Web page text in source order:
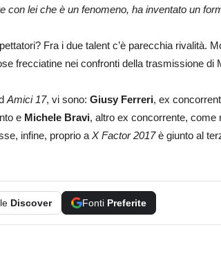
con lei che è un fenomeno, ha inventato un
Fra i due talent c’è parecchia rivalità.
frecciatine nei confronti della trasmissione di
Amici 17, vi sono: Giusy Ferreri, ex
e Michele Bravi, altro ex concorrente, come
infine, proprio a X Factor 2017è giunto al
Discover Fonti Preferite